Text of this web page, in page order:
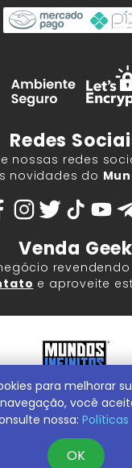
Redes
nossas redes
novidades do
Venda Geek
e aproveite
- Publicações e Geek
Ltda. CNPJ -
Física:Rua
para melhorar
você
nossa: Políticas
OK